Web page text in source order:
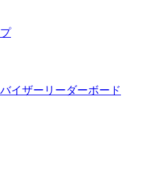
イザーリーダーボード